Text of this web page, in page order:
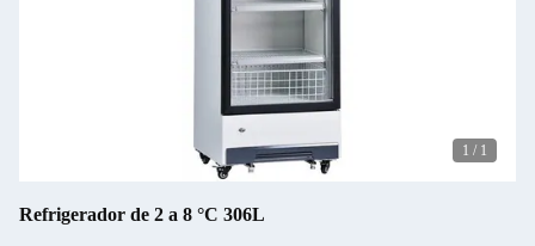
1 / 1
Refrigerador de 2 a 8 °C 306L